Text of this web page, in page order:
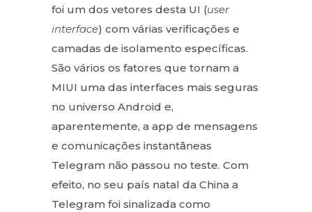
foi um dos vetores desta UI (user
interface) com várias verificações e
camadas de isolamento específicas.
São vários os fatores que tornam a
MIUI uma das interfaces mais seguras
no universo Android e,
aparentemente, a app de mensagens
e comunicações instantâneas
Telegram não passou no teste. Com
efeito, no seu país natal da China a
Telegram foi sinalizada como